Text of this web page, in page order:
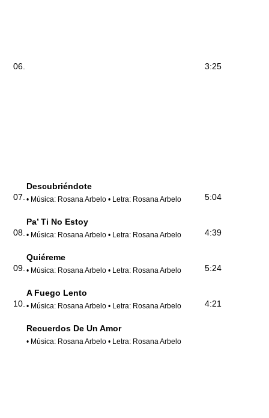
06. 3:25
07.
Descubriéndote
• Música: Rosana Arbelo • Letra: Rosana Arbelo 5:04
08.
Pa’ Ti No Estoy
• Música: Rosana Arbelo • Letra: Rosana Arbelo 4:39
09.
Quiéreme
• Música: Rosana Arbelo • Letra: Rosana Arbelo 5:24
10.
A Fuego Lento
• Música: Rosana Arbelo • Letra: Rosana Arbelo 4:21
Recuerdos De Un Amor
• Música: Rosana Arbelo • Letra: Rosana Arbelo